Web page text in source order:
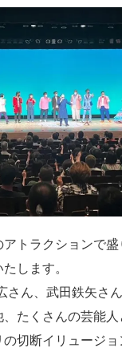
トラクションで
します。
さん、武田鉄矢さ
たくさんの芸能
の切断イリュージ